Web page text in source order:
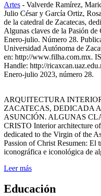
Artes - Valverde Ramírez,
Julio César y García Ortiz,
de la catedral de Zacatecas,
Algunas claves de la Pasión
Enero-julio. Número 28.
Universidad Autónoma de
en: http://www.filha.com.mx.
Handle: http://
Enero-julio 2023, número 28.
ARQUITECTURA
ZACATECAS, DEDICADA
ASUNCIÓN. ALGUNAS
CRISTO Interior architecture
dedicated to the Virgin of the
Passion of Christ Resumen: El
iconográfica e iconológica de
Leer más
Educación